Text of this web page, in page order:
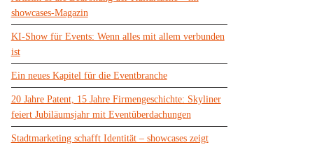
showcases-Magazin
KI-Show für Events: Wenn alles mit allem verbunden
ist
Ein neues Kapitel für die Eventbranche
20 Jahre Patent, 15 Jahre Firmengeschichte: Skyliner
feiert Jubiläumsjahr mit Eventüberdachungen
Stadtmarketing schafft Identität – showcases zeigt